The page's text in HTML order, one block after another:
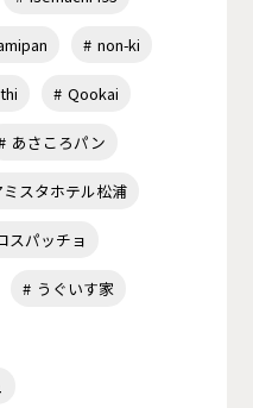
non-ki
Qookai
あさころパン
ミスタホテル松浦
スパッチョ
うぐいす家